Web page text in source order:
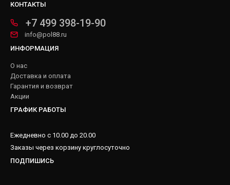
КОНТАКТЫ
+7 499 398-19-90
info@pol88.ru
ИНФОРМАЦИЯ
О нас
Доставка и оплата
Гарантия и возврат
Акции
ГРАФИК РАБОТЫ
Ежедневно с 10.00 до 20.00
Заказы через корзину круглосуточно
ПОДПИШИСЬ